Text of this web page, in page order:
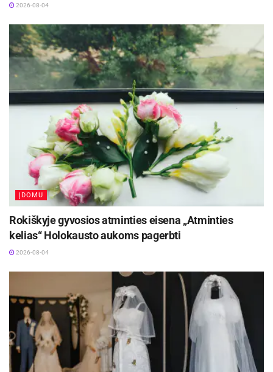
2026-08-04
ĮDOMU
Rokiškyje gyvosios atminties eisena „Atminties
kelias“ Holokausto aukoms pagerbti
2026-08-04